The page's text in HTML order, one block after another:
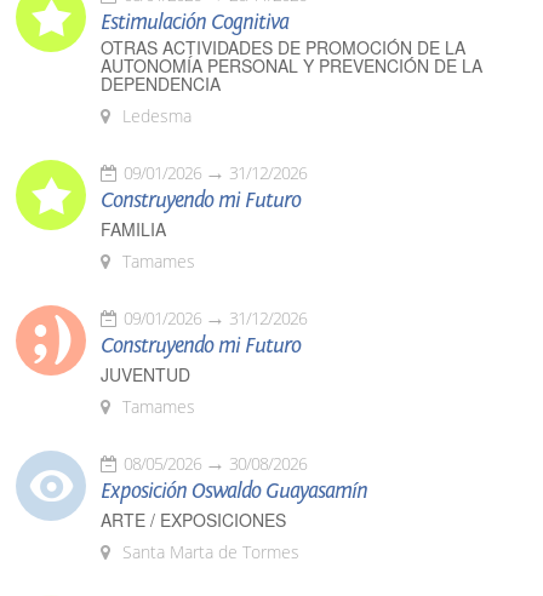
Estimulación Cognitiva
OTRAS ACTIVIDADES DE PROMOCIÓN DE LA
AUTONOMÍA PERSONAL Y PREVENCIÓN DE LA
DEPENDENCIA
Ledesma
09/01/2026 31/12/2026
Construyendo mi Futuro
FAMILIA
Tamames
09/01/2026 31/12/2026
Construyendo mi Futuro
JUVENTUD
Tamames
08/05/2026 30/08/2026
Exposición Oswaldo Guayasamín
ARTE / EXPOSICIONES
Santa Marta de Tormes